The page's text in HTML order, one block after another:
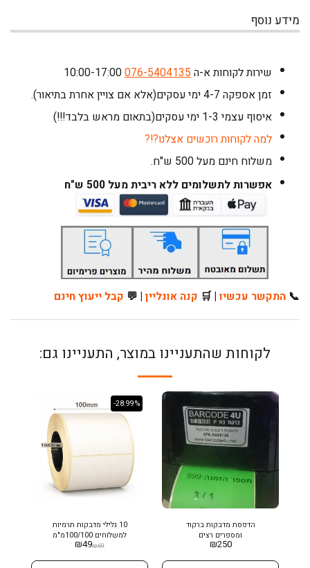
מידע נוסף
שירות לקוחות א-ה 10:00-17:00076-5404135
זמן אספקה 4-7 ימי עסקים(אלא אם צויין אחרת בתיאור).
איסוף עצמי 1-3 ימי עסקים(בתאום מראש בלבד!!!)
למה לקוחות רוכשים אצלנו?!?
משלוח חינם מעל 500 ש"ח
.
אפשרות לתשלומים ללא ריבית מעל 500 ש"ח
📞 התקשר עכשיו | 🛒 קנה אונליין | 💬 קבל ייעוץ חינם
לקוחות שהתעניינו במוצר, התעניינו גם:
הדפסת מדבקות ברקוד
ומספרים רצים
₪250
-28.99%
10 גלילי מדבקות תרמיות
למשלוחים 100/100מ"מ
₪69
₪49